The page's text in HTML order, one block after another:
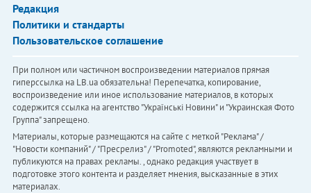
Редакция
Политики и стандарты
Пользовательское соглашение
При полном или частичном воспроизведении материалов прямая
гиперссылка на LB.ua обязательна! Перепечатка, копирование,
воспроизведение или иное использование материалов, в которых
содержится ссылка на агентство "Українськi Новини" и "Украинская Фото
Группа" запрещено.
Материалы, которые размещаются на сайте с меткой "Реклама" /
"Новости компаний" / "Пресрелиз" / "Promoted", являются рекламными и
публикуются на правах рекламы. , однако редакция участвует в
подготовке этого контента и разделяет мнения, высказанные в этих
материалах.